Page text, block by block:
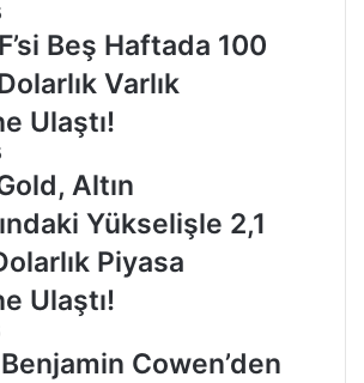
Beş Haftada 100
Varlık
Ulaştı!
Altın
Yükselişle 2,1
Piyasa
Ulaştı!
Cowen’den